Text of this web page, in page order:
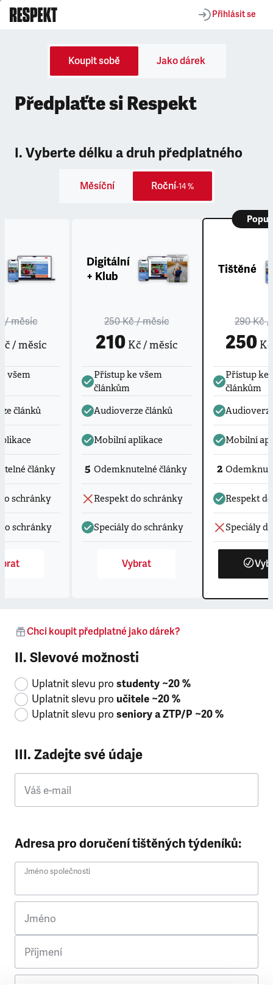
Přihlásit se
Koupit sobě Jako dárek
Předplaťte si Respekt
I. Vyberte délku a druh předplatného
Měsíční Roční-14 %
/ měsíc
/ měsíc
všem
článků
články
schránky
schránky
Digitální
+ Klub
250 Kč/ měsíc
210 Kč / měsíc
Přístup ke všem
článkům
Audioverze článků
Mobilní aplikace
5 Odemknutelné články
Respekt do schránky
Speciály do schránky
Vybrat
Tištěné
290 Kč/
250Kč
Přístup ke
článkům
Mobilní
2
Respekt
Speciály
Chci koupit předplatné jako dárek?
II. Slevové možnosti
Uplatnit slevu pro studenty ~20 %
Uplatnit slevu pro učitele ~20 %
Uplatnit slevu pro seniory a ZTP/P ~20 %
III. Zadejte své údaje
Váš e-mail
Adresa pro doručení tištěných týdeníků:
Jméno společnosti
Jméno
Příjmení